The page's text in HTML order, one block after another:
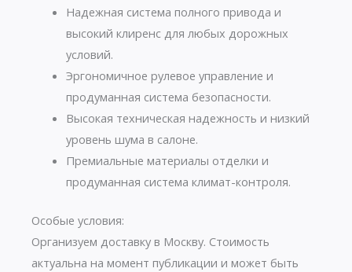
Надежная система полного привода и
высокий клиренс для любых дорожных
условий.
Эргономичное рулевое управление и
продуманная система безопасности.
Высокая техническая надежность и низкий
уровень шума в салоне.
Премиальные материалы отделки и
продуманная система климат-контроля.
Особые условия:
Организуем доставку в Москву. Стоимость
актуальна на момент публикации и может быть